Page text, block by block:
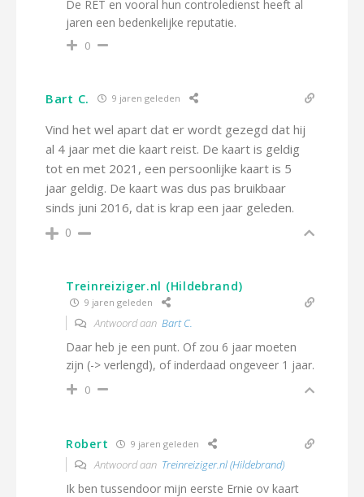
De RET en vooral hun controledienst heeft al
jaren een bedenkelijke reputatie.
0
Bart C. 9 jaren geleden
Vind het wel apart dat er wordt gezegd dat hij
al 4 jaar met die kaart reist. De kaart is geldig
tot en met 2021, een persoonlijke kaart is 5
jaar geldig. De kaart was dus pas bruikbaar
sinds juni 2016, dat is krap een jaar geleden.
0
Treinreiziger.nl (Hildebrand)
9 jaren geleden
Antwoord aan Bart C.
Daar heb je een punt. Of zou 6 jaar moeten
zijn (-> verlengd), of inderdaad ongeveer 1 jaar.
0
Robert 9 jaren geleden
Antwoord aan Treinreiziger.nl (Hildebrand)
Ik ben tussendoor mijn eerste Ernie ov kaart